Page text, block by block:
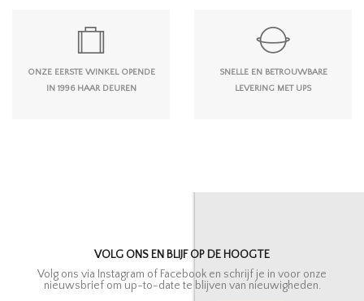
ONZE EERSTE WINKEL OPENDE
IN 1996 HAAR DEUREN
SNELLE EN BETROUWBARE
LEVERING MET UPS
VOLG ONS EN BLIJF OP DE HOOGTE
Volg ons via Instagram of Facebook en schrijf je in voor onze
nieuwsbrief om up-to-date te blijven van nieuwigheden.